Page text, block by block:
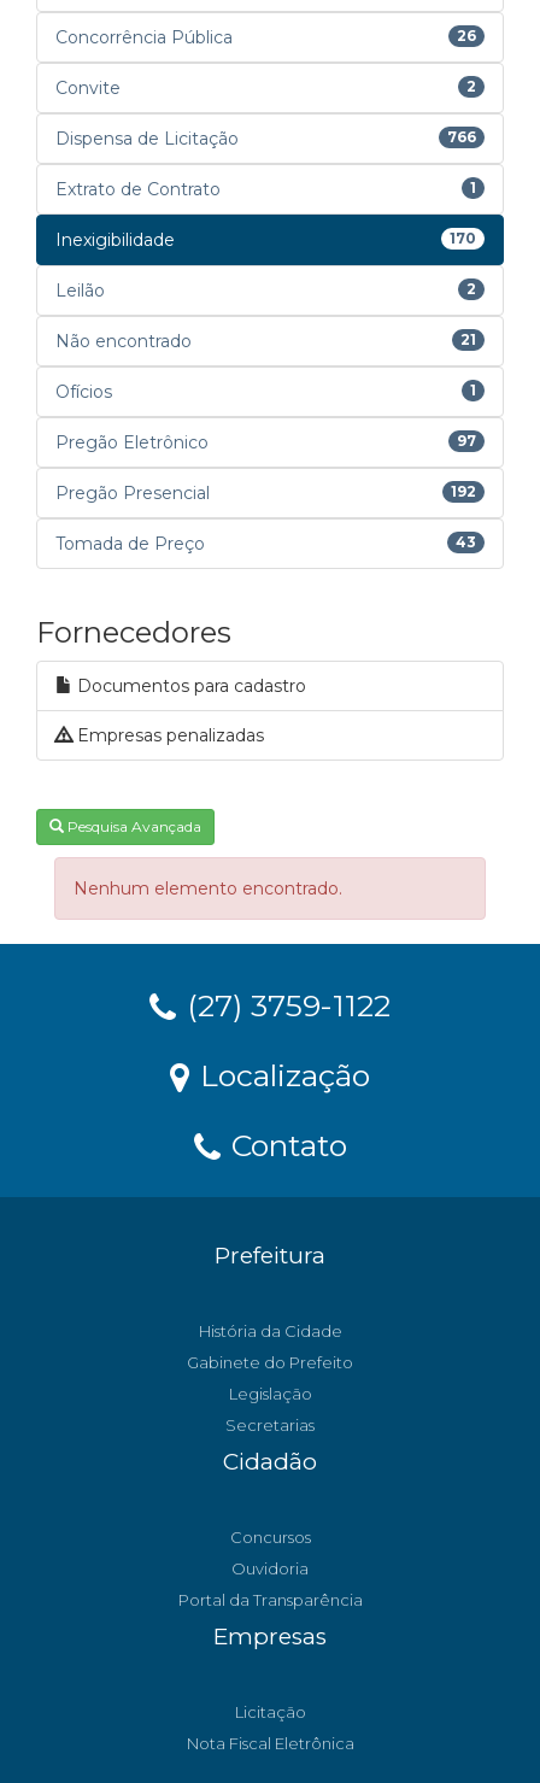
Concorrência Pública 26
Convite 2
Dispensa de Licitação 766
Extrato de Contrato 1
Inexigibilidade 170
Leilão 2
Não encontrado 21
Ofícios 1
Pregão Eletrônico 97
Pregão Presencial 192
Tomada de Preço 43
Fornecedores
Documentos para cadastro
Empresas penalizadas
Pesquisa Avançada
Nenhum elemento encontrado.
(27) 3759-1122
Localização
Contato
Prefeitura
História da Cidade
Gabinete do Prefeito
Legislação
Secretarias
Cidadão
Concursos
Ouvidoria
Portal da Transparência
Empresas
Licitação
Nota Fiscal Eletrônica